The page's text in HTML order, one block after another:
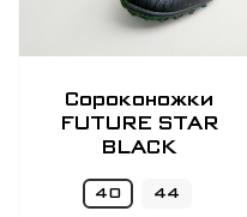
Сороконожки
FUTURE STAR
BLACK
40 44